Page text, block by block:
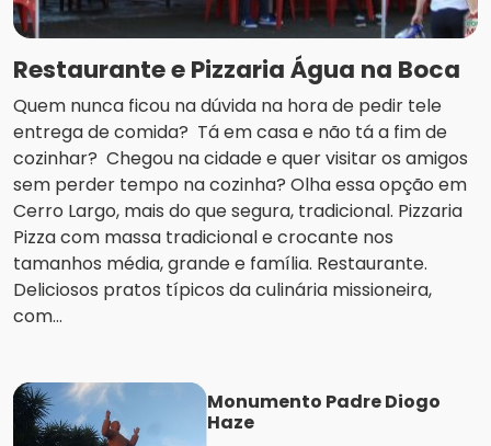
Restaurante e Pizzaria Água na Boca
Quem nunca ficou na dúvida na hora de pedir tele
entrega de comida? Tá em casa e não tá a fim de
cozinhar? Chegou na cidade e quer visitar os amigos
sem perder tempo na cozinha? Olha essa opção em
Cerro Largo, mais do que segura, tradicional. Pizzaria
Pizza com massa tradicional e crocante nos
tamanhos média, grande e família. Restaurante.
Deliciosos pratos típicos da culinária missioneira,
com...
Monumento Padre Diogo
Haze